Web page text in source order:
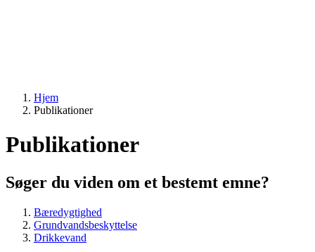
Hjem
Publikationer
Publikationer
Søger du viden om et bestemt emne?
Bæredygtighed
Grundvandsbeskyttelse
Drikkevand